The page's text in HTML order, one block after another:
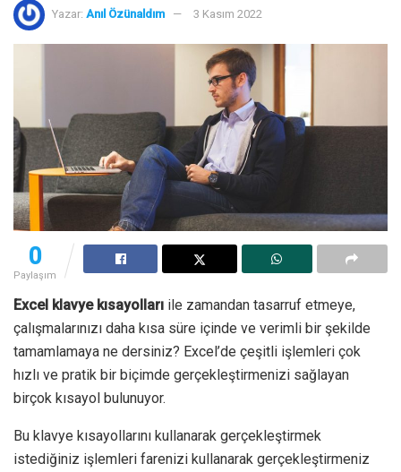
Yazar: Anıl Özünaldım 3 Kasım 2022
0
Paylaşım
Excel klavye kısayolları ile zamandan tasarruf etmeye,
çalışmalarınızı daha kısa süre içinde ve verimli bir şekilde
tamamlamaya ne dersiniz? Excel’de çeşitli işlemleri çok
hızlı ve pratik bir biçimde gerçekleştirmenizi sağlayan
birçok kısayol bulunuyor.
Bu klavye kısayollarını kullanarak gerçekleştirmek
istediğiniz işlemleri farenizi kullanarak gerçekleştirmeniz